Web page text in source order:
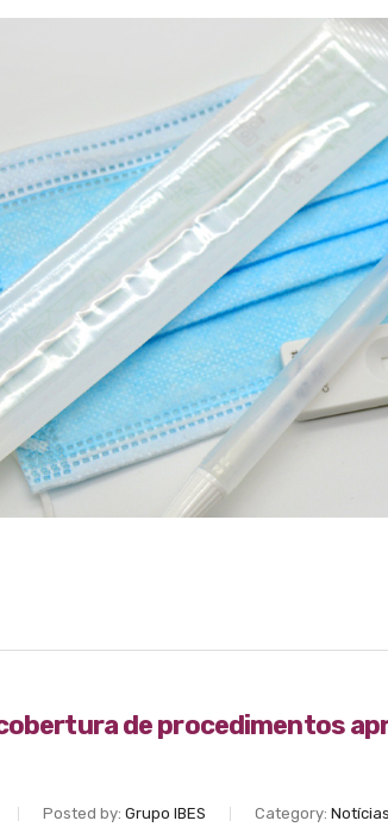
de procedimentos
Posted by: Grupo IBES Category: Notícias